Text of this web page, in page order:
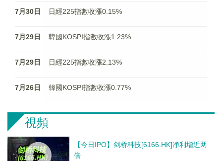
7月30日 日經225指數收漲0.15%
7月29日 韓國KOSPI指數收漲1.23%
7月29日 日經225指數收漲2.13%
7月26日 韓國KOSPI指數收漲0.77%
視頻
【今日IPO】剑桥科技[6166.HK]净利增近两
倍